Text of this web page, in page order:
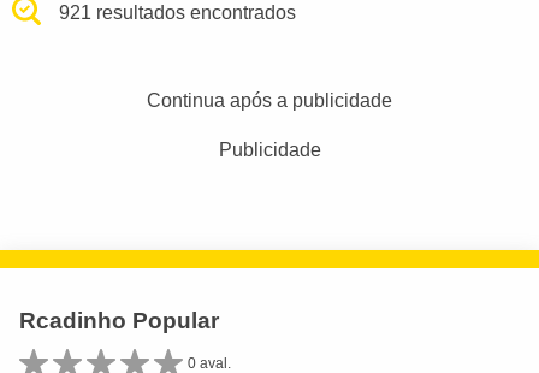
921 resultados encontrados
Continua após a publicidade
Publicidade
Rcadinho Popular
0 aval.